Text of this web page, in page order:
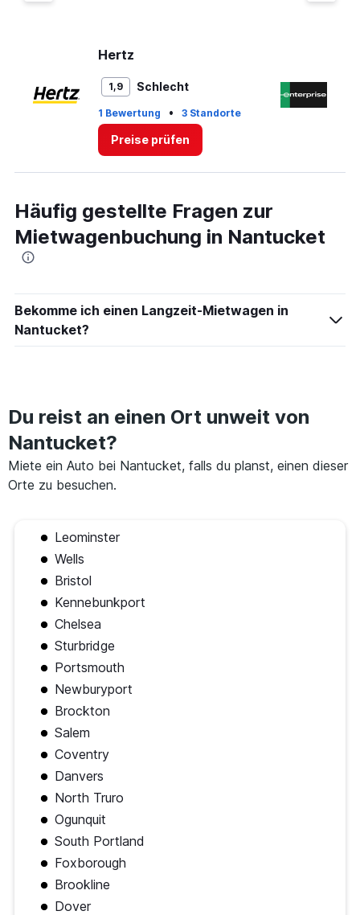
Y
Hertz
1,9 Schlecht
1 Bewertung • 3 Standorte
Preise prüfen
Häufig gestellte Fragen zur
Mietwagenbuchung in Nantucket
Bekomme ich einen Langzeit-Mietwagen in
Nantucket?
Du reist an einen Ort unweit von
Nantucket?
Miete ein Auto bei Nantucket, falls du planst, einen dieser
Orte zu besuchen.
Leominster
Wells
Bristol
Kennebunkport
Chelsea
Sturbridge
Portsmouth
Newburyport
Brockton
Salem
Coventry
Danvers
North Truro
Ogunquit
South Portland
Foxborough
Brookline
Dover